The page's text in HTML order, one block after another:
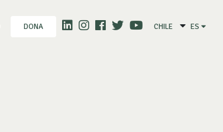
DONA CHILE ES